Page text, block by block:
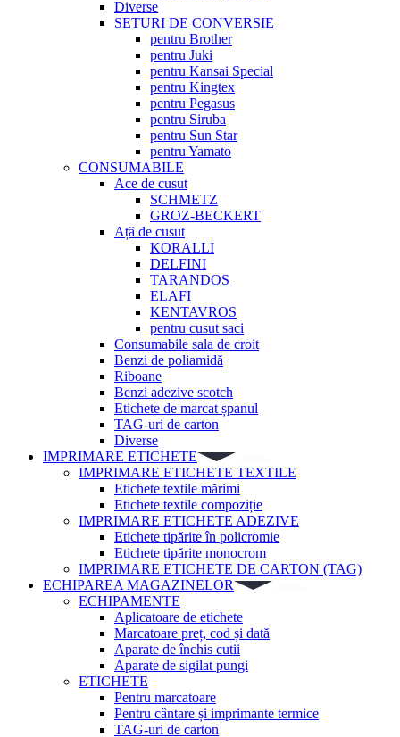
Diverse
SETURI DE CONVERSIE
pentru Brother
pentru Juki
pentru Kansai Special
pentru Kingtex
pentru Pegasus
pentru Siruba
pentru Sun Star
pentru Yamato
CONSUMABILE
Ace de cusut
SCHMETZ
GROZ-BECKERT
Ață de cusut
KORALLI
DELFINI
TARANDOS
ELAFI
KENTAVROS
pentru cusut saci
Consumabile sala de croit
Benzi de poliamidă
Riboane
Benzi adezive scotch
Etichete de marcat șpanul
TAG-uri de carton
Diverse
IMPRIMARE ETICHETE
IMPRIMARE ETICHETE TEXTILE
Etichete textile mărimi
Etichete textile compoziție
IMPRIMARE ETICHETE ADEZIVE
Etichete tipărite în policromie
Etichete tipărite monocrom
IMPRIMARE ETICHETE DE CARTON (TAG)
ECHIPAREA MAGAZINELOR
ECHIPAMENTE
Aplicatoare de etichete
Marcatoare preț, cod și dată
Aparate de închis cutii
Aparate de sigilat pungi
ETICHETE
Pentru marcatoare
Pentru cântare și imprimante termice
TAG-uri de carton